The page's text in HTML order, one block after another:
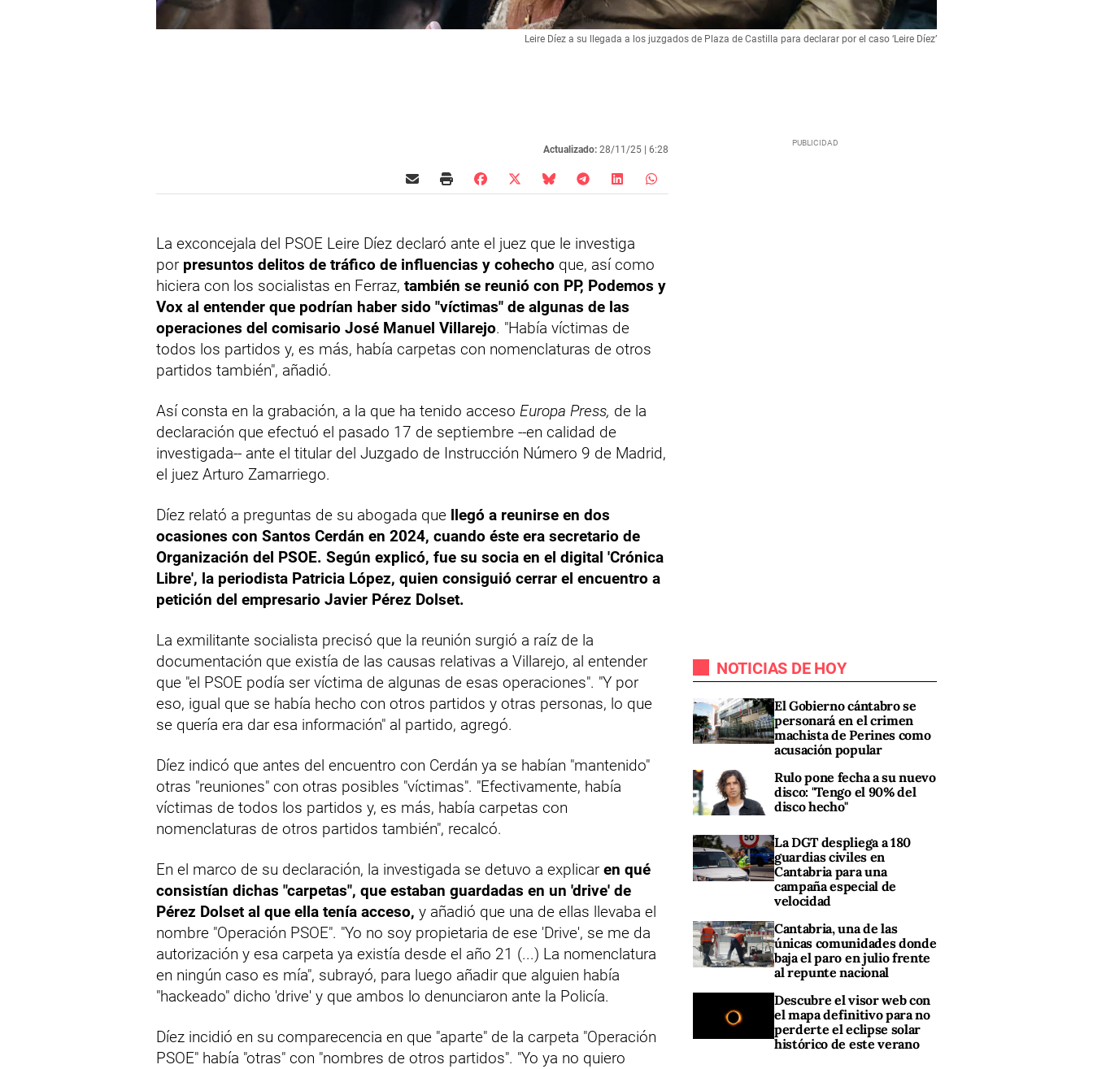
Leire Díez a su llegada a los juzgados de Plaza de Castilla para declarar por el caso ‘Leire Díez’
Actualizado: 28/11/25 | 6:28
La exconcejala del PSOE Leire Díez declaró ante el juez que le investiga
por presuntos delitos de tráfico de influencias y cohecho que, así como
hiciera con los socialistas en Ferraz, también se reunió con PP, Podemos y
Vox al entender que podrían haber sido "víctimas" de algunas de las
operaciones del comisario José Manuel Villarejo. "Había víctimas de
todos los partidos y, es más, había carpetas con nomenclaturas de otros
partidos también", añadió.
Así consta en la grabación, a la que ha tenido acceso Europa Press, de la
declaración que efectuó el pasado 17 de septiembre --en calidad de
investigada-- ante el titular del Juzgado de Instrucción Número 9 de Madrid,
el juez Arturo Zamarriego.
Díez relató a preguntas de su abogada que llegó a reunirse en dos
ocasiones con Santos Cerdán en 2024, cuando éste era secretario de
Organización del PSOE. Según explicó, fue su socia en el digital 'Crónica
Libre', la periodista Patricia López, quien consiguió cerrar el encuentro a
petición del empresario Javier Pérez Dolset.
La exmilitante socialista precisó que la reunión surgió a raíz de la
documentación que existía de las causas relativas a Villarejo, al entender
que "el PSOE podía ser víctima de algunas de esas operaciones". "Y por
eso, igual que se había hecho con otros partidos y otras personas, lo que
se quería era dar esa información" al partido, agregó.
Díez indicó que antes del encuentro con Cerdán ya se habían "mantenido"
otras "reuniones" con otras posibles "víctimas". "Efectivamente, había
víctimas de todos los partidos y, es más, había carpetas con
nomenclaturas de otros partidos también", recalcó.
En el marco de su declaración, la investigada se detuvo a explicar en qué
consistían dichas "carpetas", que estaban guardadas en un 'drive' de
Pérez Dolset al que ella tenía acceso, y añadió que una de ellas llevaba el
nombre "Operación PSOE". "Yo no soy propietaria de ese 'Drive', se me da
autorización y esa carpeta ya existía desde el año 21 (...) La nomenclatura
en ningún caso es mía", subrayó, para luego añadir que alguien había
"hackeado" dicho 'drive' y que ambos lo denunciaron ante la Policía.
Díez incidió en su comparecencia en que "aparte" de la carpeta "Operación
PSOE" había "otras" con "nombres de otros partidos". "Yo ya no quiero
NOTICIAS DE HOY
El Gobierno cántabro se
personará en el crimen
machista de Perines como
acusación popular
Rulo pone fecha a su nuevo
disco: "Tengo el 90% del
disco hecho"
La DGT despliega a 180
guardias civiles en
Cantabria para una
campaña especial de
velocidad
Cantabria, una de las
únicas comunidades donde
baja el paro en julio frente
al repunte nacional
Descubre el visor web con
el mapa definitivo para no
perderte el eclipse solar
histórico de este verano